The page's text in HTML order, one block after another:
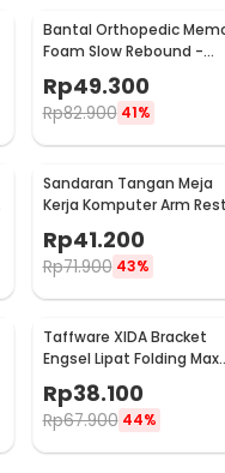
Bantal Orthopedic
Foam Slow Rebound -
Rp49.300
Rp82.900 41%
Sandaran Tangan Meja
Kerja Komputer Arm Rest
Rp41.200
Rp71.900 43%
Taffware XIDA Bracket
Engsel Lipat Folding Max
Load 65kg 14 Inch 2 PCS -
JM007
Rp38.100
Rp67.900 44%